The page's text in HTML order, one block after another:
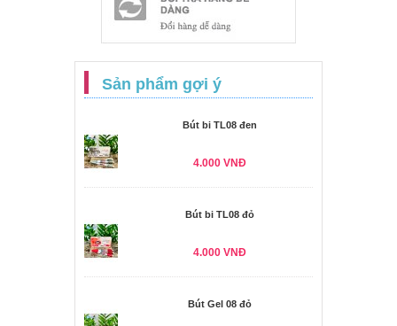
Sản phẩm gợi ý
Bút bi TL08 đen
4.000 VNĐ
Bút bi TL08 đỏ
4.000 VNĐ
Bút Gel 08 đỏ